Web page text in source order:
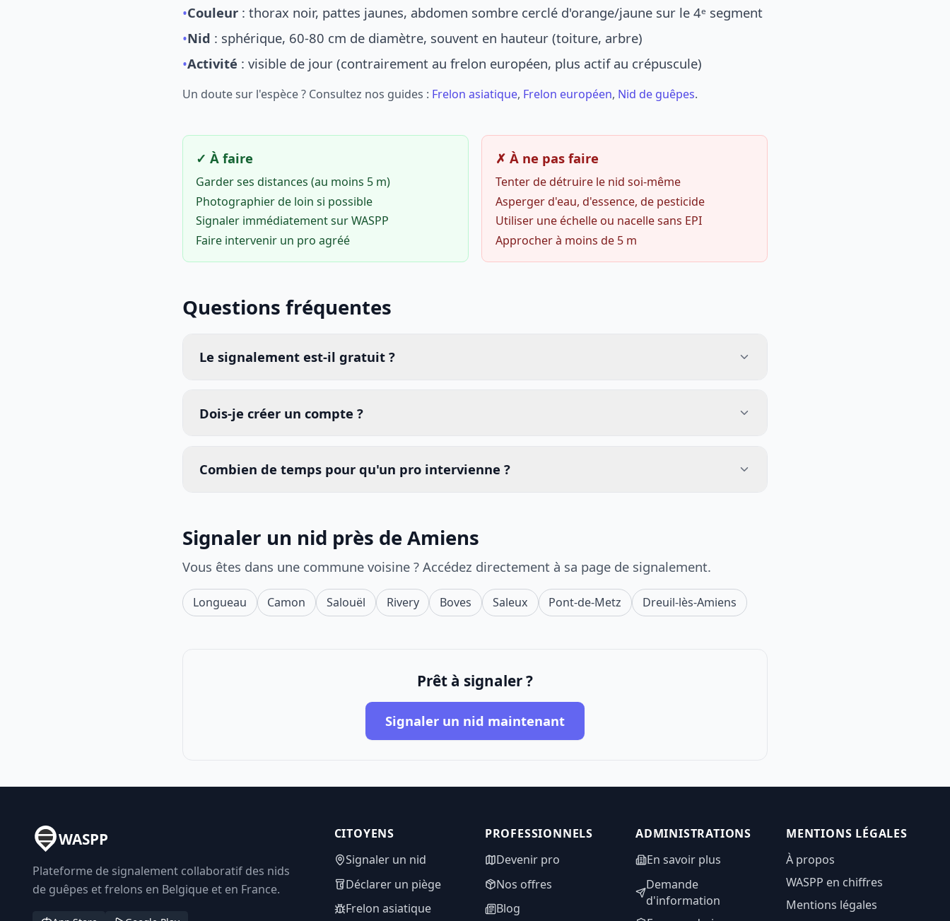
•Couleur : thorax noir, pattes jaunes, abdomen sombre cerclé d'orange/jaune sur le 4ᵉ segment
•Nid : sphérique, 60-80 cm de diamètre, souvent en hauteur (toiture, arbre)
•Activité : visible de jour (contrairement au frelon européen, plus actif au crépuscule)
Un doute sur l'espèce ? Consultez nos guides : Frelon asiatique, Frelon européen, Nid de guêpes.
✓ À faire
Garder ses distances (au moins 5 m)
Photographier de loin si possible
Signaler immédiatement sur WASPP
Faire intervenir un pro agréé
✗ À ne pas faire
Tenter de détruire le nid soi-même
Asperger d'eau, d'essence, de pesticide
Utiliser une échelle ou nacelle sans EPI
Approcher à moins de 5 m
Questions fréquentes
Le signalement est-il gratuit ?
Dois-je créer un compte ?
Combien de temps pour qu'un pro intervienne ?
Signaler un nid près de Amiens
Vous êtes dans une commune voisine ? Accédez directement à sa page de signalement.
Longueau Camon Salouël Rivery Boves Saleux Pont-de-Metz Dreuil-lès-Amiens
Prêt à signaler ?
Signaler un nid maintenant
WASPP
Plateforme de signalement collaboratif des nids
de guêpes et frelons en Belgique et en France.
CITOYENS
Signaler un nid
Déclarer un piège
Frelon asiatique
PROFESSIONNELS
Devenir pro
Nos offres
Blog
ADMINISTRATIONS
En savoir plus
Demande
d'information
MENTIONS LÉGALES
À propos
WASPP en chiffres
Mentions légales